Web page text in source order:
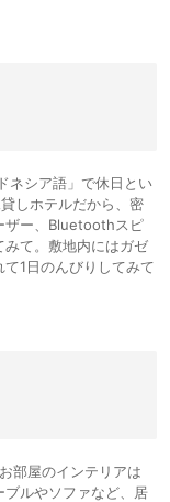
ネシア語」で休日とい
しホテルだから、密
ザー、Bluetoothスピ
て。敷地内にはガゼ
1日のんびりしてみて
部屋のインテリアは
ブルやソファなど、居